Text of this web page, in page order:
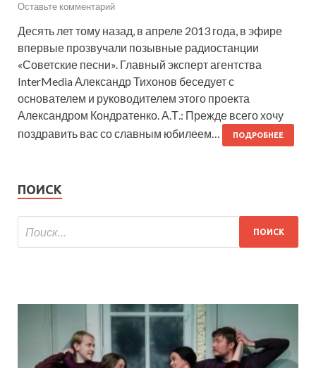
Оставьте комментарий
Десять лет тому назад, в апреле 2013 года, в эфире
впервые прозвучали позывные радиостанции
«Советские песни». Главный эксперт агентства
InterMedia Александр Тихонов беседует с
основателем и руководителем этого проекта
Александром Кондратенко. А.Т.: Прежде всего хочу
поздравить вас со славным юбилеем…
ПОДРОБНЕЕ
ПОИСК